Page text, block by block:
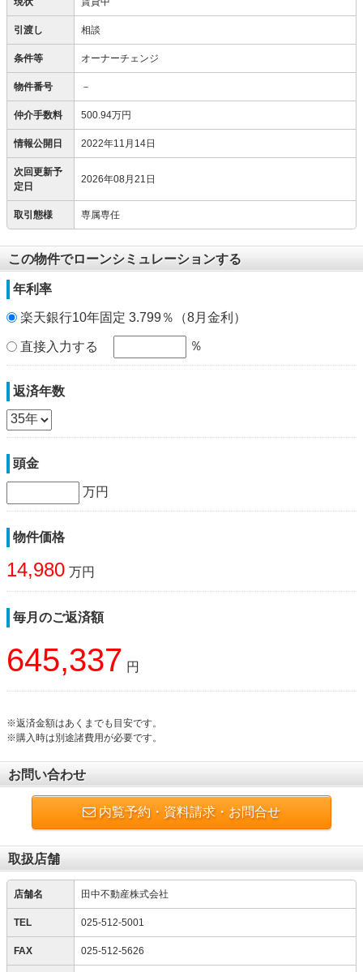
引渡し 相談
条件等 オーナーチェンジ
物件番号 －
仲介手数料 500.94万円
情報公開日 2022年11月14日
次回更新予
定日
2026年08月21日
取引態様 専属専任
この物件でローンシミュレーションする
年利率
楽天銀行10年固定 3.799％（8月金利）
直接入力する ％
返済年数
頭金
万円
物件価格
14,980 万円
毎月のご返済額
645,337 円
※返済金額はあくまでも目安です。
※購入時は別途諸費用が必要です。
お問い合わせ
内覧予約・資料請求・お問合せ
取扱店舗
店舗名 田中不動産株式会社
TEL 025-512-5001
FAX 025-512-5626